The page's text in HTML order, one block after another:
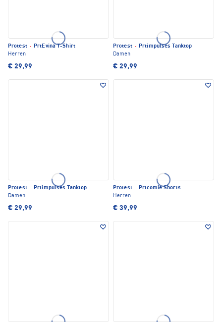
Protest · PrtEvina T-Shirt
Herren
€ 29,99
Protest · Prtimpulses Tanktop
Damen
€ 29,99
Protest · Prtimpulses Tanktop
Damen
€ 29,99
Protest · Prtcomie Shorts
Herren
€ 39,99